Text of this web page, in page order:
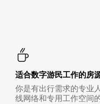
适合数字游民工作的房
你是有出行需求的专业
线网络和专用工作空间